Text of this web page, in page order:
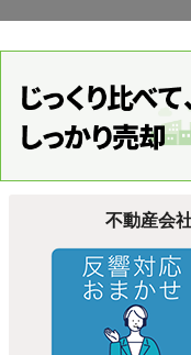
不動産会